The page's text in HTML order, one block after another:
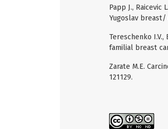
Papp J., Raicevic
Yugoslav breast/
Tereschenko I.V.,
familial breast
Zarate M.E.
121129.